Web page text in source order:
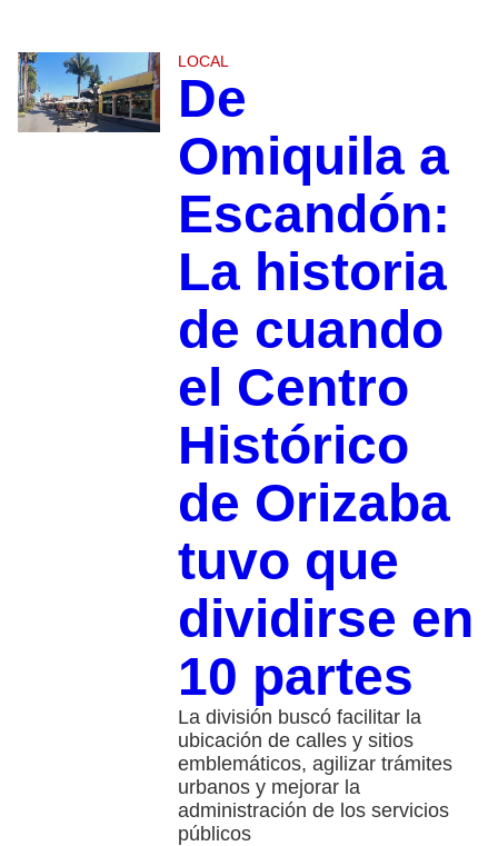
LOCAL
De
Omiquila a
Escandón:
La historia
de cuando
el Centro
Histórico
de Orizaba
tuvo que
dividirse en
10 partes
La división buscó facilitar la
ubicación de calles y sitios
emblemáticos, agilizar trámites
urbanos y mejorar la
administración de los servicios
públicos